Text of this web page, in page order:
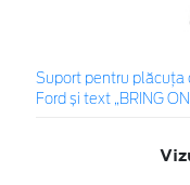
Suport pentru plăcuța
Ford și text „BRING